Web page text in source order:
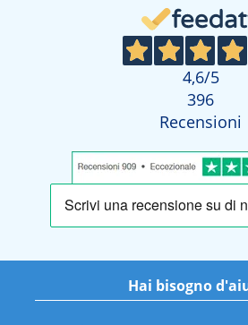
4,6/5
396
Recensioni
Hai bisogno